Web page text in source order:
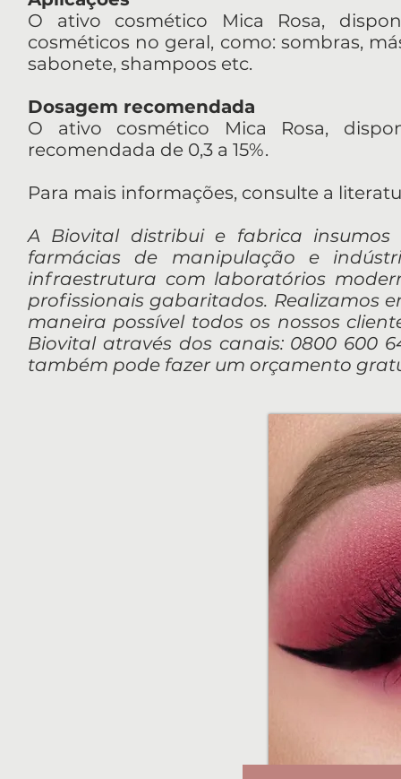
O ativo cosmético Mica Rosa,
cosméticos no geral, como: sombras,
sabonete, shampoos etc.
Dosagem recomendada
O ativo cosmético Mica Rosa,
recomendada de 0,3 a 15%.
Para mais informações, consulte a
A Biovital distribui e fabrica insumos
farmácias de manipulação e
infraestrutura com laboratórios
profissionais gabaritados. Realizamos
maneira possível todos os nossos
Biovital através dos canais: 0800 600
também pode fazer um orçamento